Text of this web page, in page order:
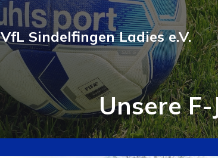
VfL Sindelfingen Ladies e.V.
Unsere